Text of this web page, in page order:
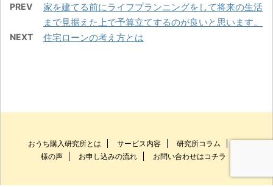
PREV
家を建てる前にライフプランニングをして将来の生活
まで見据えた上で予算立てするのが良いと思います。
NEXT 住宅ローンの考え方とは
おうち購入研究所とは サービス内容 研究所コラム
様の声
お申し込みの流れ お問い合わせはコチラ